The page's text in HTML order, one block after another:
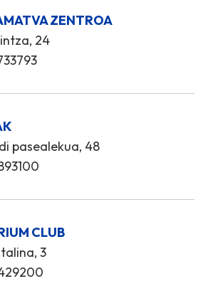
ZENTROA
24
pasealekua, 48
CLUB
3